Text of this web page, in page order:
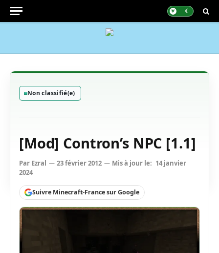
Non classifié(e)
[Mod] Contron’s NPC [1.1]
Par Ezral 23 février 2012 Mis à jour le: 14 janvier
2024
Suivre Minecraft-France sur Google